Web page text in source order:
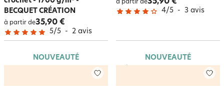
BECQUET CRÉATION
à partir de35,90 €
5/5 - 2 avis
à partir de
4/5 - 3 avis
NOUVEAUTÉ NOUVEAUTÉ